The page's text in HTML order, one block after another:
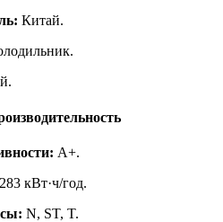
Китай.
A+.
283 кВт·ч/год.
N, ST, T.